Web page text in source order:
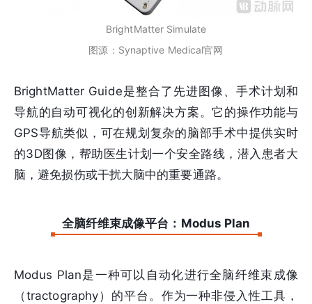
BrightMatter Simulate
图源：Synaptive Medical官网
BrightMatter Guide是整合了先进图像、手术计划和
导航的自动可视化的创新解决方案。它的操作功能与
GPS导航类似，可在规划复杂的脑部手术中提供实时
的3D图像，帮助医生计划一个安全路线，潜入患者大
脑，避免损伤或干扰大脑中的重要通路。
全脑纤维束成像平台：Modus Plan
Modus Plan是一种可以自动化进行全脑纤维束成像
（tractography）的平台。作为一种非侵入性工具，